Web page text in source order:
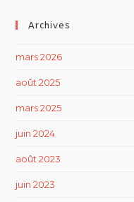
Archives
mars 2026
août 2025
mars 2025
juin 2024
août 2023
juin 2023